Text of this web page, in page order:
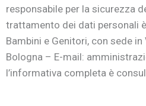
responsabile per la sicurezza
trattamento dei dati personali
Bambini e Genitori, con sede
Bologna – E-mail:
l’informativa completa è